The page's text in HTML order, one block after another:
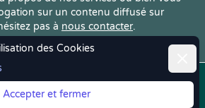
des Cookies
Accepter et fermer
sur un contenu diffusé sur
pas à nous contacter.
, tous
Mentions
Légales
| CGV | RGPD